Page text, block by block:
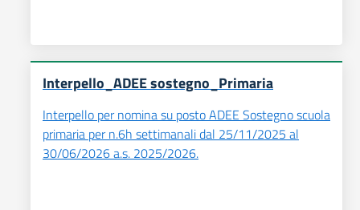
Interpello_ADEE sostegno_Primaria
Interpello per nomina su posto ADEE Sostegno scuola
primaria per n.6h settimanali dal 25/11/2025 al
30/06/2026 a.s. 2025/2026.